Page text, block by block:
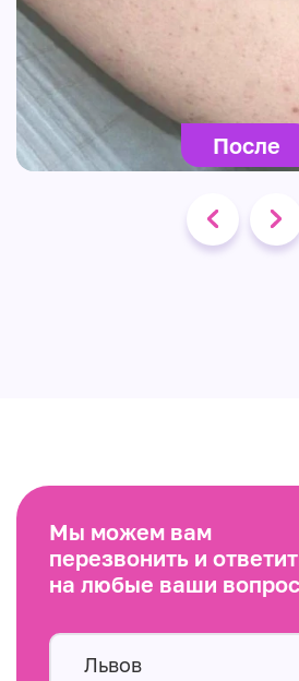
После
Мы можем вам
перезвонить и
на любые ваши
Львов